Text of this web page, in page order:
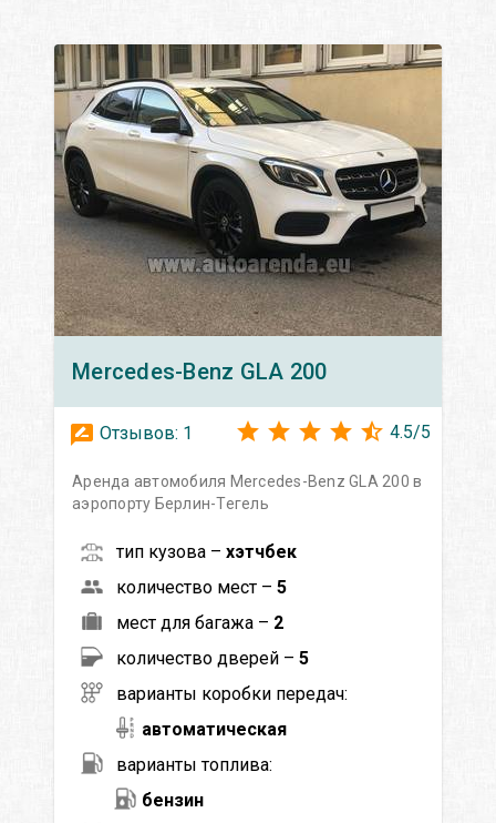
Mercedes-Benz GLA 200
Отзывов: 1 4.5/5
Аренда автомобиля Mercedes-Benz GLA 200 в
аэропорту Берлин-Тегель
тип кузова – хэтчбек
количество мест – 5
мест для багажа – 2
количество дверей – 5
варианты коробки передач:
автоматическая
варианты топлива:
бензин